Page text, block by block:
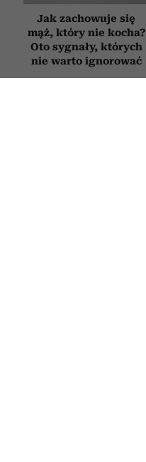
Jak zachowuje się
mąż, który nie kocha?
Oto sygnały, których
nie warto ignorować